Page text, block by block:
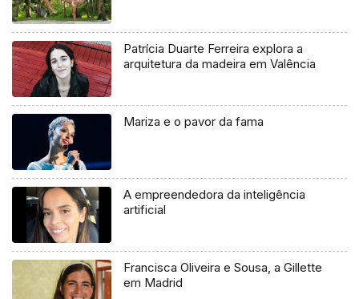
Patrícia Duarte Ferreira explora a
arquitetura da madeira em Valência
Mariza e o pavor da fama
A empreendedora da inteligência
artificial
Francisca Oliveira e Sousa, a Gillette
em Madrid